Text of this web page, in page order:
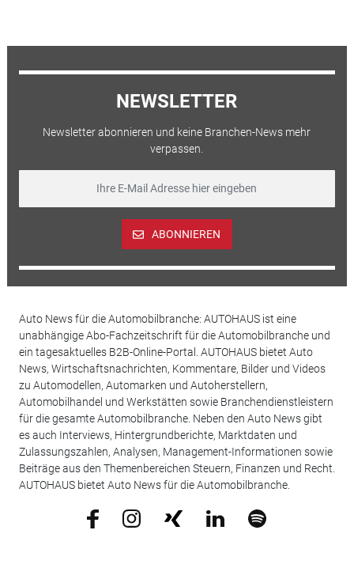
NEWSLETTER
Newsletter abonnieren und keine Branchen-News mehr
verpassen.
ABONNIEREN
Auto News für die Automobilbranche: AUTOHAUS ist eine
unabhängige Abo-Fachzeitschrift für die Automobilbranche und
ein tagesaktuelles B2B-Online-Portal. AUTOHAUS bietet Auto
News, Wirtschaftsnachrichten, Kommentare, Bilder und Videos
zu Automodellen, Automarken und Autoherstellern,
Automobilhandel und Werkstätten sowie Branchendienstleistern
für die gesamte Automobilbranche. Neben den Auto News gibt
es auch Interviews, Hintergrundberichte, Marktdaten und
Zulassungszahlen, Analysen, Management-Informationen sowie
Beiträge aus den Themenbereichen Steuern, Finanzen und Recht.
AUTOHAUS bietet Auto News für die Automobilbranche.